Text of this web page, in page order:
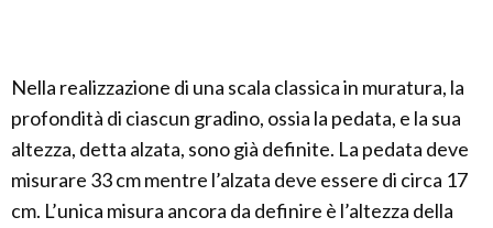
Nella realizzazione di una scala classica in muratura, la
profondità di ciascun gradino, ossia la pedata, e la sua
altezza, detta alzata, sono già definite. La pedata deve
misurare 33 cm mentre l’alzata deve essere di circa 17
cm. L’unica misura ancora da definire è l’altezza della